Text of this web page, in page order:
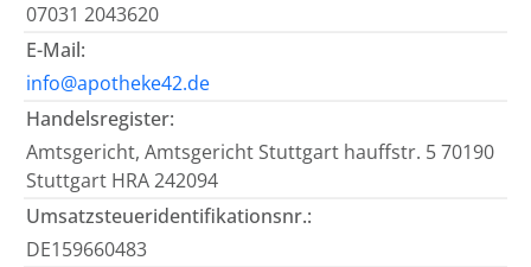
07031 2043620
E-Mail:
info@apotheke42.de
Handelsregister:
Amtsgericht, Amtsgericht Stuttgart hauffstr. 5 70190
Stuttgart HRA 242094
Umsatzsteueridentifikationsnr.:
DE159660483